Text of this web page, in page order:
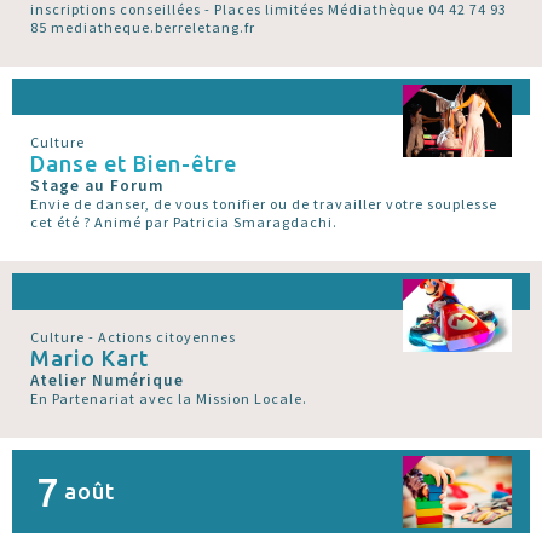
inscriptions conseillées - Places limitées Médiathèque 04 42 74 93
85 mediatheque.berreletang.fr
Culture
Danse et Bien-être
Stage au Forum
Envie de danser, de vous tonifier ou de travailler votre souplesse
cet été ? Animé par Patricia Smaragdachi.
Culture - Actions citoyennes
Mario Kart
Atelier Numérique
En Partenariat avec la Mission Locale.
7 août